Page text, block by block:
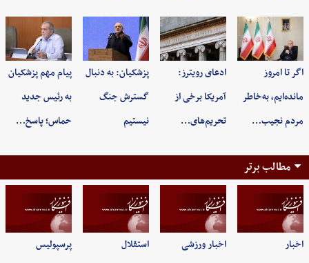
اگر تا امروز
مانده‌ایم، به‌خاطر
مردم نجیب…
ادعای رویترز:
آمریکا برخی از
تحریم‌های…
پزشکیان: به‌ دنبال
گسترش جنگ
نیستیم
پیام مهم پزشکیان
به رئیس جدید
حماس؛ پاسخ…
مطالب برتر
اخبار اخبار ورزشی استقلال پرسپولیس